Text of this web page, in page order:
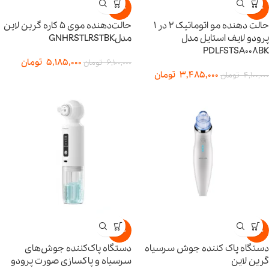
-15%
حالت دهنده مو اتوماتیک 2 در 1
پرودو لایف استایل مدل
PDLFSTSA008BK
4,100,000 تومان 3,485,000 تومان
-15%
حالت‌دهنده موی ۵ کاره گرین لاین
مدلGNHRSTLRSTBK
6,100,000 تومان 5,185,000 تومان
-15%
دستگاه پاک کننده جوش سرسیاه
گرین لاین
-15%
دستگاه پاک‌کننده جوش‌های
سرسیاه و پاکسازی صورت پرودو